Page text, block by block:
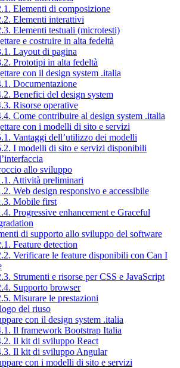
Elementi di composizione
Elementi interattivi
Elementi testuali (microtesti)
e costruire in alta fedeltà
Layout di pagina
Prototipi in alta fedeltà
con il design system .italia
Documentazione
Benefici del design system
Risorse operative
Come contribuire al design system .italia
con i modelli di sito e servizi
Vantaggi dell’utilizzo dei modelli
I modelli di sito e servizi disponibili
allo sviluppo
Attività preliminari
Web design responsivo e accessibile
Mobile first
Progressive enhancement e Graceful
di supporto allo sviluppo del software
Feature detection
Verificare le feature disponibili con Can I
Strumenti e risorse per CSS e JavaScript
Supporto browser
Misurare le prestazioni
del riuso
con il design system .italia
Il framework Bootstrap Italia
Il kit di sviluppo React
Il kit di sviluppo Angular
con i modelli di sito e servizi